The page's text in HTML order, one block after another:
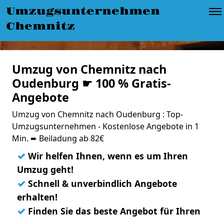
Umzugsunternehmen
Chemnitz
Umzug von Chemnitz nach
Oudenburg ☛ 100 % Gratis-
Angebote
Umzug von Chemnitz nach Oudenburg : Top-
Umzugsunternehmen - Kostenlose Angebote in 1
Min. ➨ Beiladung ab 82€
✓ Wir helfen Ihnen, wenn es um Ihren
Umzug geht!
✓ Schnell & unverbindlich Angebote
erhalten!
✓ Finden Sie das beste Angebot für Ihren